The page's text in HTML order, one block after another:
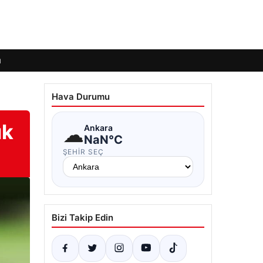
Hava Durumu
☁Ankara
NaN°C
ŞEHIR SEÇ
Bizi Takip Edin